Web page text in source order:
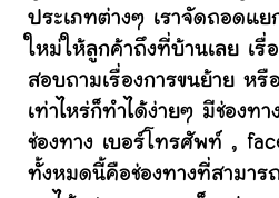
ประเภทต่างๆ เราจัดถอดแย
ใหม่ให้ลูกค้าถึงที่บ้านเลย เรื่
สอบถามเรื่องการขนย้าย หรื
เท่าไหร่ก็ทำได้ง่ายๆ มีช่องท
ช่องทาง เบอร์โทรศัพท์ ,
ทั้งหมดนี้คือช่องทางที่สามาร